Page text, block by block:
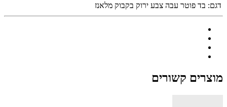
דגם: בד פוטר עבה צבע ירוק בקבוק מלאנז
מוצרים קשורים